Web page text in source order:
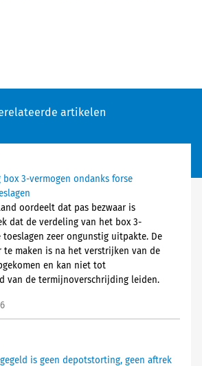
artikelen
box 3-vermogen ondanks forse
oordeelt dat pas bezwaar is
dat de verdeling van het box 3-
zeer ongunstig uitpakte. De
te maken is na het verstrijken van de
en kan niet tot
van de termijnoverschrijding leiden.
is geen depotstorting, geen aftrek